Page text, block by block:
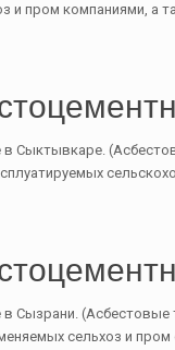
и пром компаниями, а
Сыктывкаре.
Сызрани.
сельхоз и